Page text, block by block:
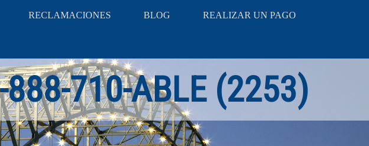
RECLAMACIONES BLOG REALIZAR UN PAGO
888-710-ABLE (2253)